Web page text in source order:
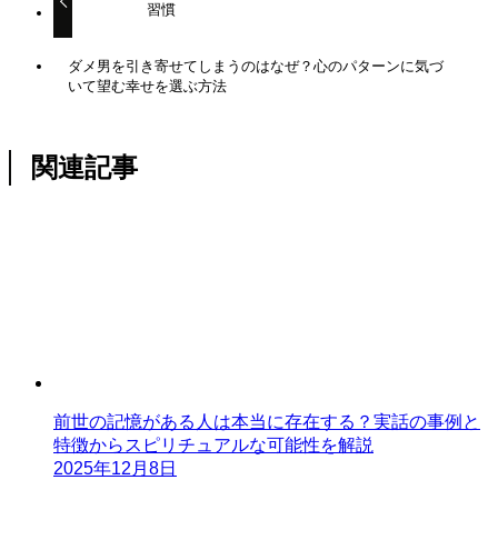
習慣
ダメ男を引き寄せてしまうのはなぜ？心のパターンに気づ
いて望む幸せを選ぶ方法
関連記事
前世の記憶がある人は本当に存在する？実話の事例と
特徴からスピリチュアルな可能性を解説
2025年12月8日